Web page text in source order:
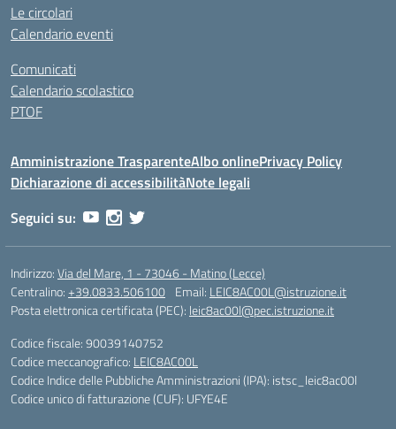
Le circolari
Calendario eventi
Comunicati
Calendario scolastico
PTOF
Amministrazione TrasparenteAlbo onlinePrivacy Policy
Dichiarazione di accessibilitàNote legali
Seguici su:
Indirizzo:Via del Mare, 1 - 73046 - Matino (Lecce)
Centralino:+39.0833.506100 Email: LEIC8AC00L@istruzione.it
Posta elettronica certificata (PEC): leic8ac00l@pec.istruzione.it
Codice fiscale: 90039140752
Codice meccanografico: LEIC8AC00L
Codice Indice delle Pubbliche Amministrazioni (IPA): istsc_leic8ac00l
Codice unico di fatturazione (CUF): UFYE4E